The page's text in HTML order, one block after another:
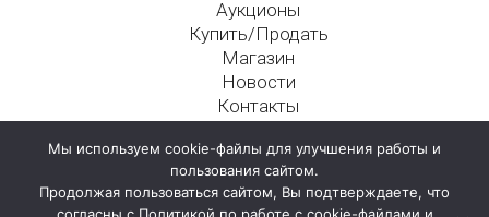
Аукционы
Купить/Продать
Магазин
Новости
Контакты
125009, г. Москва, Никитский пер., д. 4а, стр. 1
Мы используем cookie-файлы для улучшения работы и
пользования сайтом.
Продолжая пользоваться сайтом, Вы подтверждаете, что